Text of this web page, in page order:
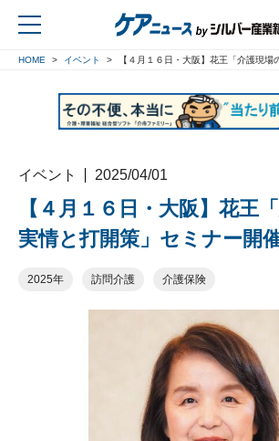
HOME イベント 【４月１６日・大阪】花王「介護現場の
イベント 2025/04/01
【４月１６日・大阪】花王
実情と打開策」セミナー開
2025年 訪問介護 介護保険